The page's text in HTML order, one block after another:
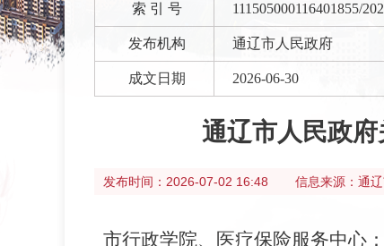
索 引 号 111505000116401855/
发布机构 通辽市人民政府
成文日期 2026-06-30
通辽市人民政
发布时间： 2026-07-02 16:48 信息来源： 通
市行政学院、 医疗保险服务中心 ：